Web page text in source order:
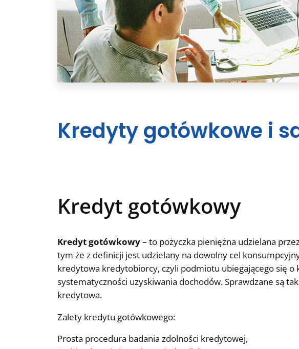
Kredyty gotówkowe i
Kredyt gotówkowy
Kredyt gotówkowy– to pożyczka pieniężna udzielana
tym że z definicji jest udzielany na dowolny cel
kredytowa kredytobiorcy, czyli podmiotu ubiegającego się
systematyczności uzyskiwania dochodów. Sprawdzane są
kredytowa.
Zalety kredytu gotówkowego:
Prosta procedura badania zdolności kredytowej,